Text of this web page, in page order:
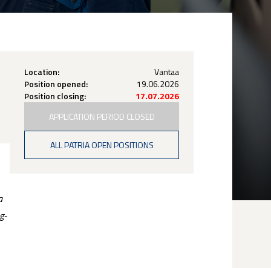
Location:
Vantaa
Position opened:
19.06.2026
Position closing:
17.07.2026
APPLICATION PERIOD CLOSED
ALL PATRIA OPEN POSITIONS